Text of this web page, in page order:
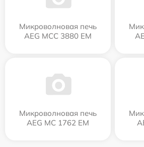
Микроволновая печь
AEG MCC 3880 EM
Микроволновая печь
AEG MC 1762 EM